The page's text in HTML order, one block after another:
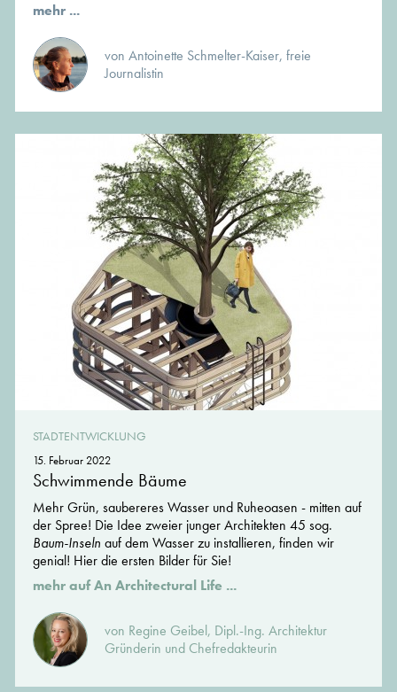
mehr ...
von Antoinette Schmelter-Kaiser, freie
Journalistin
STADTENTWICKLUNG
15. Februar 2022
Schwimmende Bäume
Mehr Grün, saubereres Wasser und Ruheoasen - mitten auf
der Spree! Die Idee zweier junger Architekten 45 sog.
Baum-Inseln auf dem Wasser zu installieren, finden wir
genial! Hier die ersten Bilder für Sie!
mehr auf An Architectural Life ...
von Regine Geibel, Dipl.-Ing. Architektur
Gründerin und Chefredakteurin